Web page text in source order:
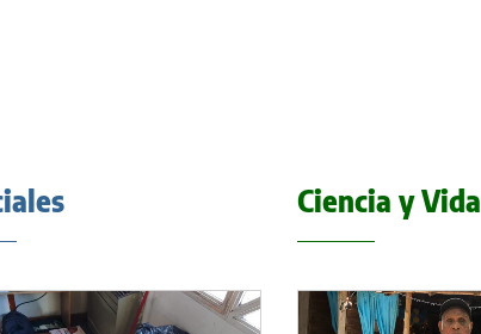
Ciencia y Vida